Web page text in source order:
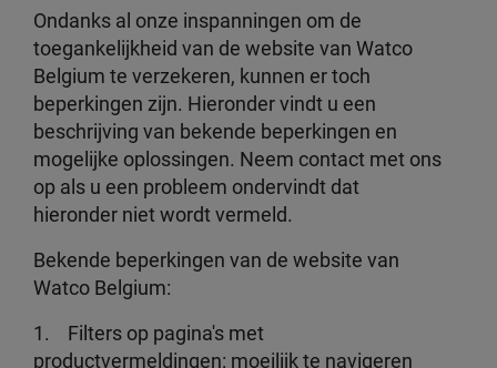
Ondanks al onze inspanningen om de
toegankelijkheid van de website van Watco
Belgium te verzekeren, kunnen er toch
beperkingen zijn. Hieronder vindt u een
beschrijving van bekende beperkingen en
mogelijke oplossingen. Neem contact met ons
op als u een probleem ondervindt dat
hieronder niet wordt vermeld.
Bekende beperkingen van de website van
Watco Belgium:
1. Filters op pagina's met
productvermeldingen: moeilijk te navigeren